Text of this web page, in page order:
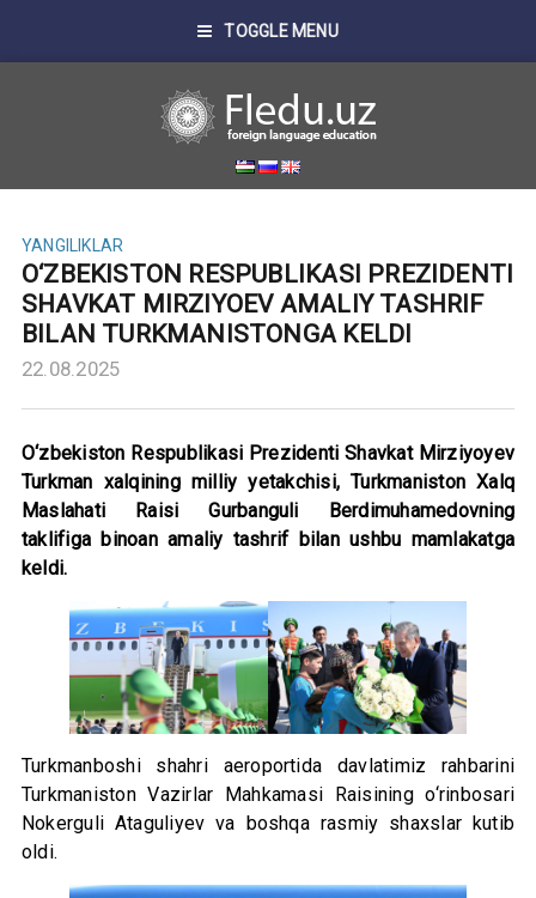
TOGGLE MENU
YANGILIKLAR
O‘ZBEKISTON RESPUBLIKASI PREZIDENTI
SHAVKAT MIRZIYOEV AMALIY TASHRIF
BILAN TURKMANISTONGA KELDI
22.08.2025
O‘zbekiston Respublikasi Prezidenti Shavkat Mirziyoyev
Turkman xalqining milliy yetakchisi, Turkmaniston Xalq
Maslahati Raisi Gurbanguli Berdimuhamedovning
taklifiga binoan amaliy tashrif bilan ushbu mamlakatga
keldi.
Turkmanboshi shahri aeroportida davlatimiz rahbarini
Turkmaniston Vazirlar Mahkamasi Raisining o‘rinbosari
Nokerguli Ataguliyev va boshqa rasmiy shaxslar kutib
oldi.